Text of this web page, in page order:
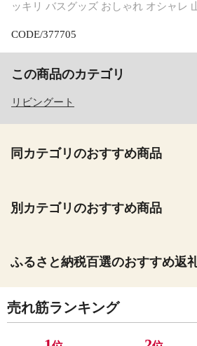
ッキリ バスグッズ おしゃれ オシャレ
CODE/377705
この商品のカテゴリ
リビングート
同カテゴリのおすすめ商品
別カテゴリのおすすめ商品
ふるさと納税百選のおすすめ返
売れ筋ランキング